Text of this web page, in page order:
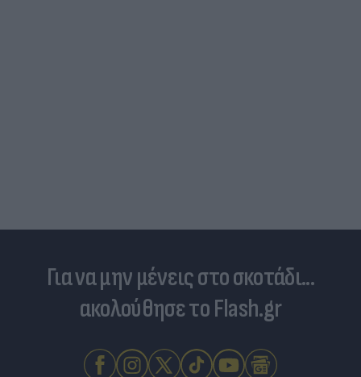
Για να μην μένεις στο σκοτάδι...
ακολούθησε το Flash.gr